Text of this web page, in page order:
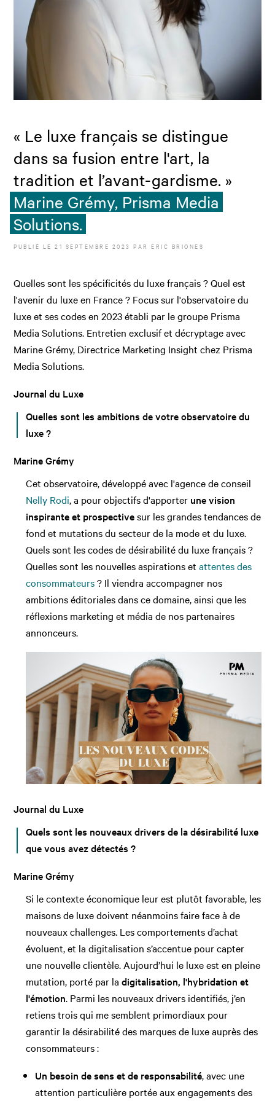
« Le luxe français se distingue
dans sa fusion entre l'art, la
tradition et l’avant-gardisme. »
Marine Grémy, Prisma Media
Solutions.
PUBLIÉ LE21 SEPTEMBRE 2023 PARERIC BRIONES
Quelles sont les spécificités du luxe français ? Quel est
l'avenir du luxe en France ? Focus sur l'observatoire du
luxe et ses codes en 2023 établi par le groupe Prisma
Media Solutions. Entretien exclusif et décryptage avec
Marine Grémy, Directrice Marketing Insight chez Prisma
Media Solutions.
Journal du Luxe
Quelles sont les ambitions de votre observatoire du
luxe ?
Marine Grémy
Nelly Rodi, a pour objectifs d'apporter une vision
inspirante et prospectivesur les grandes tendances de
fond et mutations du secteur de la mode et du luxe.
Quels sont les codes de désirabilité du luxe français ?
Quelles sont les nouvelles aspirations etattentes des
consommateurs? Il viendra accompagner nos
ambitions éditoriales dans ce domaine, ainsi que les
réflexions marketing et média de nos partenaires
annonceurs.
Journal du Luxe
Quels sont les nouveaux drivers de la désirabilité luxe
que vous avez détectés ?
Marine Grémy
Si le contexte économique leur est plutôt favorable, les
maisons de luxe doivent néanmoins faire face à de
nouveaux challenges. Les comportements d’achat
évoluent, et la digitalisation s’accentue pour capter
une nouvelle clientèle. Aujourd’hui le luxe est en pleine
mutation, porté par ladigitalisation, l'hybridation et
l'émotion. Parmi les nouveaux drivers identifiés, j’en
retiens trois qui me semblent primordiaux pour
garantir la désirabilité des marques de luxe auprès des
consommateurs :
Un besoin de sens et de responsabilité, avec une
attention particulière portée aux engagements des